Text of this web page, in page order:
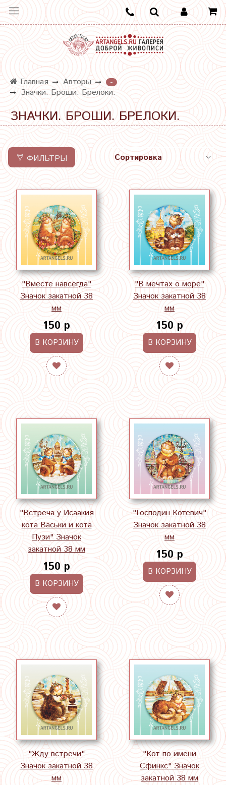
Главная Авторы
-
Значки. Броши. Брелоки.
ЗНАЧКИ. БРОШИ. БРЕЛОКИ.
ФИЛЬТРЫ
"Вместе навсегда"
Значок закатной 38
мм
150 р
В КОРЗИНУ
"В мечтах о море"
Значок закатной 38
мм
150 р
В КОРЗИНУ
"Встреча у Исаакия
кота Васьки и кота
Пузи" Значок
закатной 38 мм
150 р
В КОРЗИНУ
"Господин Котевич"
Значок закатной 38
мм
150 р
В КОРЗИНУ
"Жду встречи"
Значок закатной 38
мм
"Кот по имени
Сфинкс" Значок
закатной 38 мм